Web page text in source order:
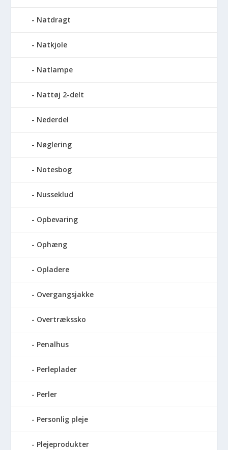
Natdragt
Natkjole
Natlampe
Nattøj 2-delt
Nederdel
Nøglering
Notesbog
Nusseklud
Opbevaring
Ophæng
Opladere
Overgangsjakke
Overtrækssko
Penalhus
Perleplader
Perler
Personlig pleje
Plejeprodukter